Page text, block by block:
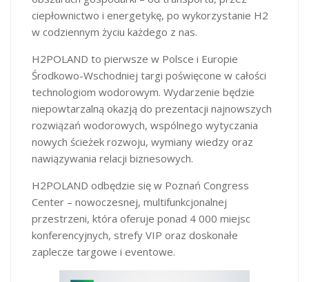
ciepłownictwo i energetykę, po wykorzystanie H2
w codziennym życiu każdego z nas.
H2POLAND to pierwsze w Polsce i Europie
Środkowo-Wschodniej targi poświęcone w całości
technologiom wodorowym. Wydarzenie będzie
niepowtarzalną okazją do prezentacji najnowszych
rozwiązań wodorowych, wspólnego wytyczania
nowych ścieżek rozwoju, wymiany wiedzy oraz
nawiązywania relacji biznesowych.
H2POLAND odbędzie się w Poznań Congress
Center – nowoczesnej, multifunkcjonalnej
przestrzeni, która oferuje ponad 4 000 miejsc
konferencyjnych, strefy VIP oraz doskonałe
zaplecze targowe i eventowe.